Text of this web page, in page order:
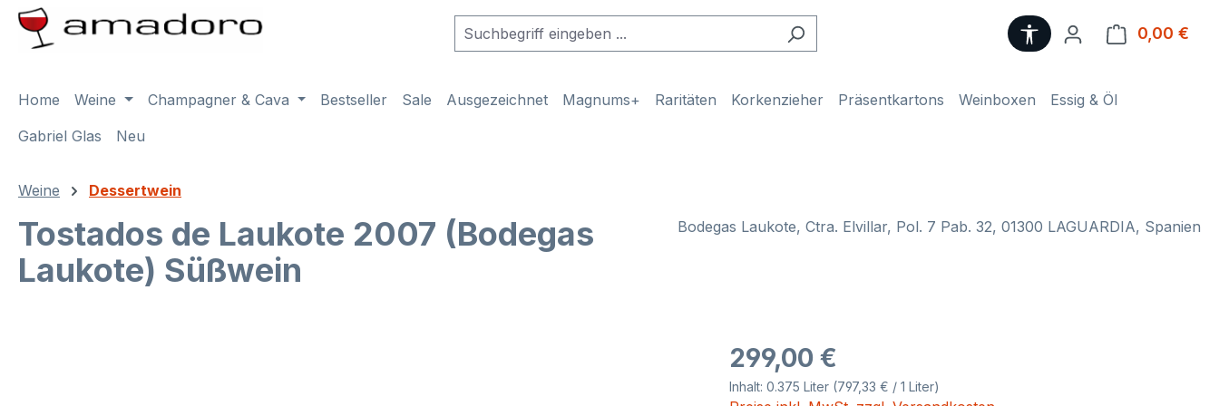
Hauptinhalt springen
Zur Suche springen
Zur Hauptnavigation springen
Werkzeugleiste anzeigen
0,00 €
Home Weine Champagner & Cava Bestseller Sale Ausgezeichnet Magnums+ Raritäten Korkenzieher Präsentkartons Weinboxen
Essig & Öl
Gabriel Glas
Neu
Weine Dessertwein
Tostados de Laukote 2007 (Bodegas
Laukote) Süßwein
Bodegas Laukote, Ctra. Elvillar, Pol. 7 Pab. 32, 01300 LAGUARDIA, Spanien
Regulärer Preis:
299,00 €
Inhalt: 0.375 Liter (797,33 € / 1 Liter)